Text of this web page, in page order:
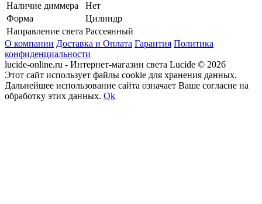
Наличие диммера
Нет
Форма
Цилиндр
Направление света Рассеянный
О компании Доставка и Оплата Гарантия Политика
конфиденциальности
lucide-online.ru - Интернет-магазин света Lucide © 2026
Этот сайт использует файлы cookie для хранения данных.
Дальнейшее использование сайта означает Ваше согласие на
обработку этих данных. Ok